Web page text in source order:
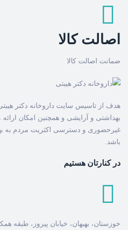
اصالت کالا
ضمانت اصالت کالا
هدف از تاسیس سایت داروخانه دکتر
بهداشتی و آرایشی و همچنین امکان ارائه
غیرحضوری و دسترسی اکثریت مردم به
باشد.
در کنارتان هستیم
خوزستان، بهبهان، خیابان پیروز، طبقه